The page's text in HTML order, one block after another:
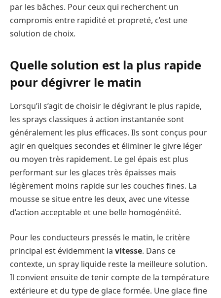
par les bâches. Pour ceux qui recherchent un
compromis entre rapidité et propreté, c’est une
solution de choix.
Quelle solution est la plus rapide
pour dégivrer le matin
Lorsqu’il s’agit de choisir le dégivrant le plus rapide,
les sprays classiques à action instantanée sont
généralement les plus efficaces. Ils sont conçus pour
agir en quelques secondes et éliminer le givre léger
ou moyen très rapidement. Le gel épais est plus
performant sur les glaces très épaisses mais
légèrement moins rapide sur les couches fines. La
mousse se situe entre les deux, avec une vitesse
d’action acceptable et une belle homogénéité.
Pour les conducteurs pressés le matin, le critère
principal est évidemment la vitesse. Dans ce
contexte, un spray liquide reste la meilleure solution.
Il convient ensuite de tenir compte de la température
extérieure et du type de glace formée. Une glace fine